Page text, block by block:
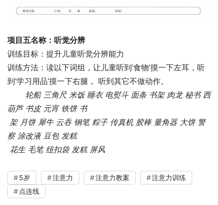
项目五名称：听觉分辨
训练目标：提升儿童听觉分辨能力
训练方法：读以下词组，让儿童听到‘食物’摸一下左耳，听
到‘学习用品’摸一下右腿， 听到其它不做动作。
轮船 三角尺 米饭 睡衣 电熨斗 面条 书架 肉龙 秘书 西
葫芦 书皮 元宵 铁饼 书
察 涂改液 豆包 发糕
花生 毛笔 纽扣袋 发糕 屏风
5岁 注意力 注意力教案
注意力训练
点连线